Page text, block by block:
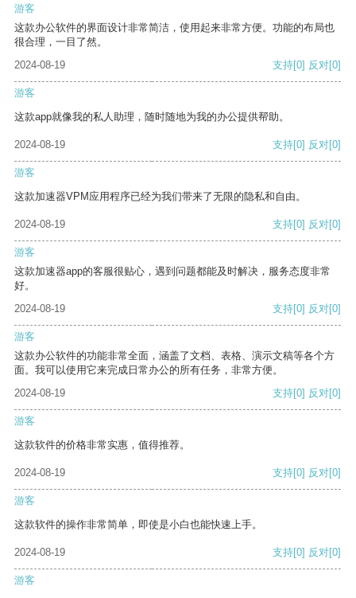
游客
这款办公软件的界面设计非常简洁，使用起来非常方便。功能的布局也
很合理，一目了然。
2024-08-19
支持[0] 反对[0]
游客
这款app就像我的私人助理，随时随地为我的办公提供帮助。
2024-08-19 支持[0] 反对[0]
游客
这款加速器VPM应用程序已经为我们带来了无限的隐私和自由。
2024-08-19 支持[0] 反对[0]
游客
这款加速器app的客服很贴心，遇到问题都能及时解决，服务态度非常
好。
2024-08-19
支持[0] 反对[0]
游客
这款办公软件的功能非常全面，涵盖了文档、表格、演示文稿等各个方
面。我可以使用它来完成日常办公的所有任务，非常方便。
2024-08-19
支持[0] 反对[0]
游客
这款软件的价格非常实惠，值得推荐。
2024-08-19 支持[0] 反对[0]
游客
这款软件的操作非常简单，即使是小白也能快速上手。
2024-08-19 支持[0] 反对[0]
游客